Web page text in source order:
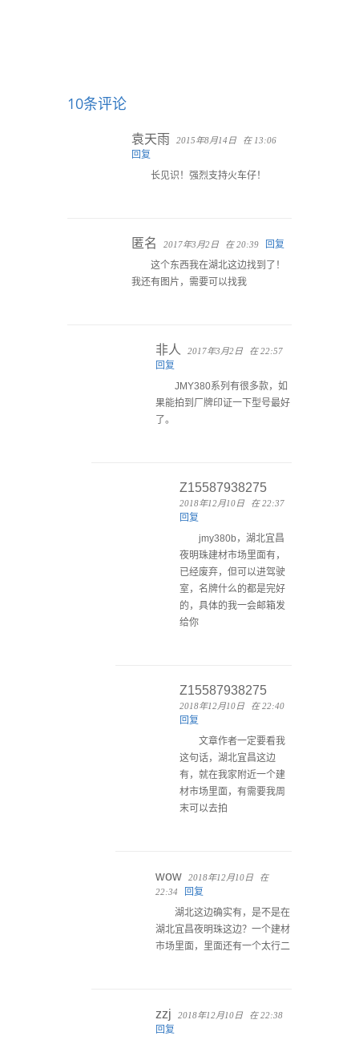
10条评论
袁天雨 2015年8月14日 在 13:06
回复
长见识！强烈支持火车仔！
匿名 2017年3月2日 在 20:39
回复
这个东西我在湖北这边找到了！
我还有图片，需要可以找我
非人 2017年3月2日 在 22:57
回复
JMY380系列有很多款，如
果能拍到厂牌印证一下型号最好
了。
Z15587938275
2018年12月10日 在 22:37
回复
jmy380b，湖北宜昌
夜明珠建材市场里面有，
已经废弃，但可以进驾驶
室，名牌什么的都是完好
的，具体的我一会邮箱发
给你
Z15587938275
2018年12月10日 在 22:40
回复
文章作者一定要看我
这句话，湖北宜昌这边
有，就在我家附近一个建
材市场里面，有需要我周
末可以去拍
wow 2018年12月10日
在
22:34
回复
湖北这边确实有，是不是在
湖北宜昌夜明珠这边？一个建材
市场里面，里面还有一个太行二
zzj 2018年12月10日 在 22:38
回复